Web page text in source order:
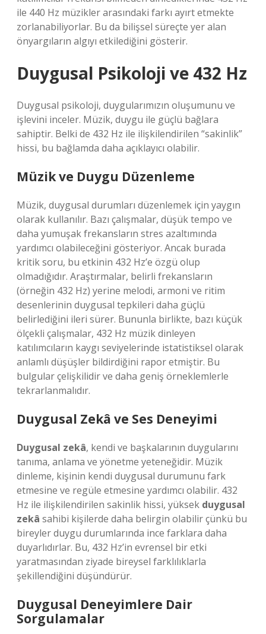
ile 440 Hz müzikler arasındaki farkı ayırt etmekte
zorlanabiliyorlar. Bu da bilişsel süreçte yer alan
önyargıların algıyı etkilediğini gösterir.
Duygusal Psikoloji ve 432 Hz
Duygusal psikoloji, duygularımızın oluşumunu ve
işlevini inceler. Müzik, duygu ile güçlü bağlara
sahiptir. Belki de 432 Hz ile ilişkilendirilen “sakinlik”
hissi, bu bağlamda daha açıklayıcı olabilir.
Müzik ve Duygu Düzenleme
Müzik, duygusal durumları düzenlemek için yaygın
olarak kullanılır. Bazı çalışmalar, düşük tempo ve
daha yumuşak frekansların stres azaltımında
yardımcı olabileceğini gösteriyor. Ancak burada
kritik soru, bu etkinin 432 Hz’e özgü olup
olmadığıdır. Araştırmalar, belirli frekansların
(örneğin 432 Hz) yerine melodi, armoni ve ritim
desenlerinin duygusal tepkileri daha güçlü
belirlediğini ileri sürer. Bununla birlikte, bazı küçük
ölçekli çalışmalar, 432 Hz müzik dinleyen
katılımcıların kaygı seviyelerinde istatistiksel olarak
anlamlı düşüşler bildirdiğini rapor etmiştir. Bu
bulgular çelişkilidir ve daha geniş örneklemlerle
tekrarlanmalıdır.
Duygusal Zekâ ve Ses Deneyimi
Duygusal zekâ, kendi ve başkalarının duygularını
tanıma, anlama ve yönetme yeteneğidir. Müzik
dinleme, kişinin kendi duygusal durumunu fark
etmesine ve regüle etmesine yardımcı olabilir. 432
Hz ile ilişkilendirilen sakinlik hissi, yüksek duygusal
zekâ sahibi kişilerde daha belirgin olabilir çünkü bu
bireyler duygu durumlarında ince farklara daha
duyarlıdırlar. Bu, 432 Hz’in evrensel bir etki
yaratmasından ziyade bireysel farklılıklarla
şekillendiğini düşündürür.
Duygusal Deneyimlere Dair
Sorgulamalar